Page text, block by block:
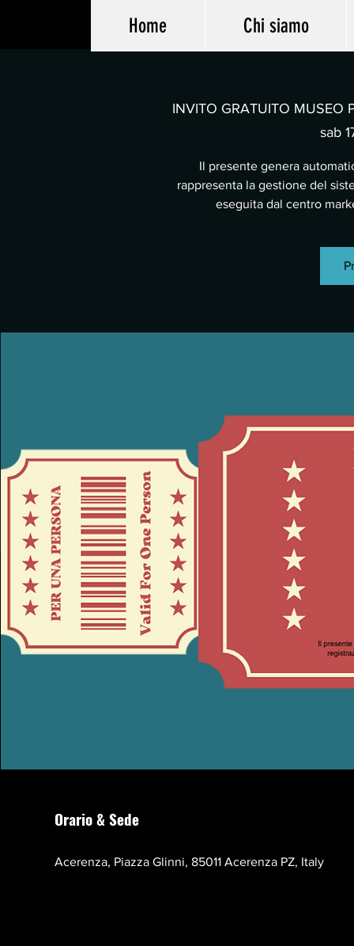
Home Chi siamo
INVITO GRATUITO MUSEO
sab
Il presente genera
rappresenta la gestione del
eseguita dal centro
Orario & Sede
Acerenza, Piazza Glinni, 85011 Acerenza PZ, Italy